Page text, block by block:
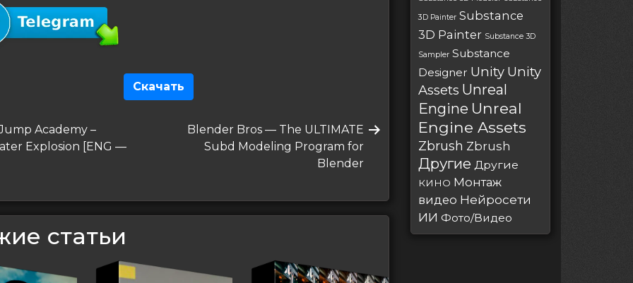
Скачать
Academy –
Explosion [ENG —
Следующая
запись
Blender Bros — The ULTIMATE
Subd Modeling Program for
Blender
статьи
3D Painter Substance
3D Painter Substance 3D
Sampler Substance
Designer Unity Unity
Assets Unreal
Engine Unreal
Engine Assets
Zbrush Zbrush
Другие Другие
КИНО Монтаж
видео Нейросети
ИИ Фото/Видео